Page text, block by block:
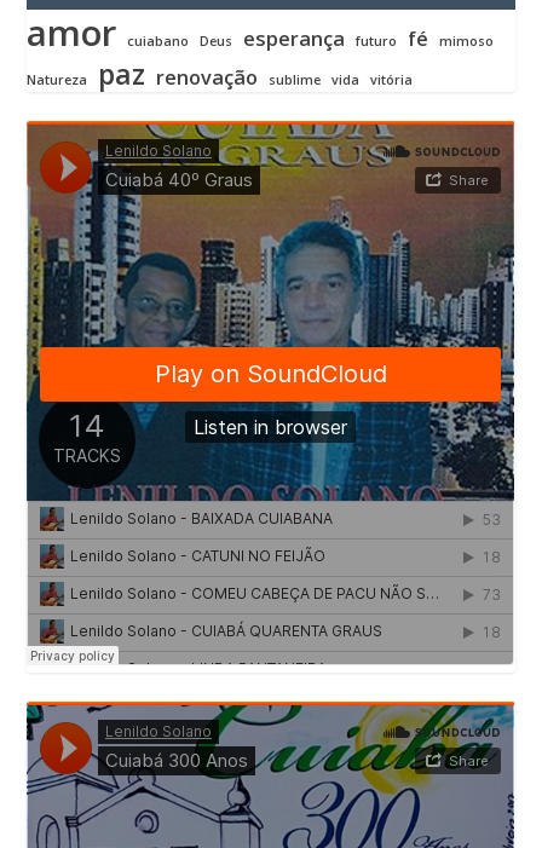
amor cuiabano Deus esperança futuro fé mimoso
Natureza paz renovação sublime vida vitória